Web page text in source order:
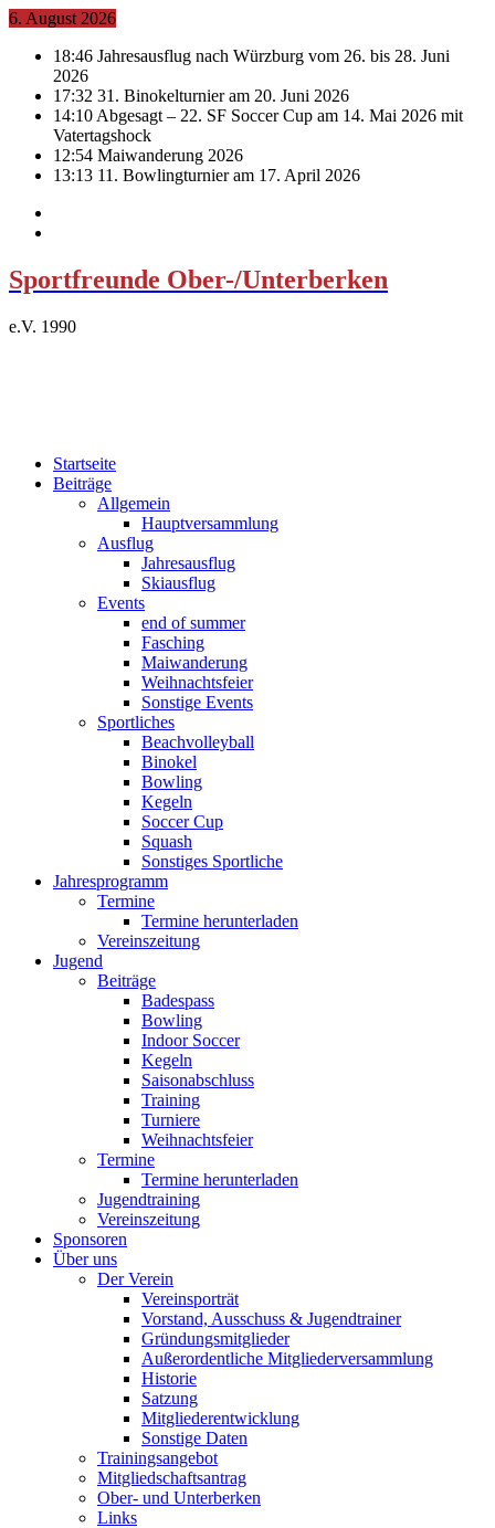
6. August 2026
18:46 Jahresausflug nach Würzburg vom 26. bis 28. Juni
2026
17:32 31. Binokelturnier am 20. Juni 2026
14:10 Abgesagt – 22. SF Soccer Cup am 14. Mai 2026 mit
Vatertagshock
12:54 Maiwanderung 2026
13:13 11. Bowlingturnier am 17. April 2026
Sportfreunde Ober-/Unterberken
e.V. 1990
Startseite
Beiträge
Allgemein
Hauptversammlung
Ausflug
Jahresausflug
Skiausflug
Events
end of summer
Fasching
Maiwanderung
Weihnachtsfeier
Sonstige Events
Sportliches
Beachvolleyball
Binokel
Bowling
Kegeln
Soccer Cup
Squash
Sonstiges Sportliche
Jahresprogramm
Termine
Termine herunterladen
Vereinszeitung
Jugend
Beiträge
Badespass
Bowling
Indoor Soccer
Kegeln
Saisonabschluss
Training
Turniere
Weihnachtsfeier
Termine
Termine herunterladen
Jugendtraining
Vereinszeitung
Sponsoren
Über uns
Der Verein
Vereinsporträt
Vorstand, Ausschuss & Jugendtrainer
Gründungsmitglieder
Außerordentliche Mitgliederversammlung
Historie
Satzung
Mitgliederentwicklung
Sonstige Daten
Trainingsangebot
Mitgliedschaftsantrag
Ober- und Unterberken
Links